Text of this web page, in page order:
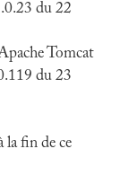
du 22
Tomcat
du 23
la fin de ce